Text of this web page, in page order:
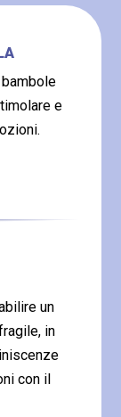
e
un
in
con il